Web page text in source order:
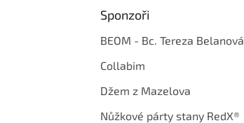
Sponzoři
BEOM - Bc. Tereza Belanová
Collabim
Džem z Mazelova
Nůžkové párty stany RedX®